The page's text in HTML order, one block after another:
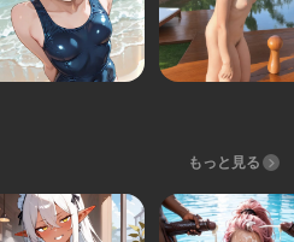
もっと見る